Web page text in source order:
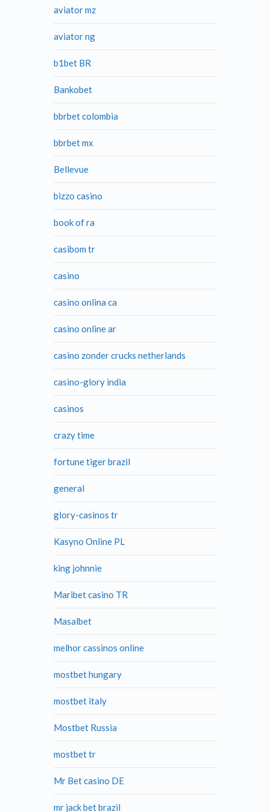
aviator mz
aviator ng
b1bet BR
Bankobet
bbrbet colombia
bbrbet mx
Bellevue
bizzo casino
book of ra
casibom tr
casino
casino onlina ca
casino online ar
casino zonder crucks netherlands
casino-glory india
casinos
crazy time
fortune tiger brazil
general
glory-casinos tr
Kasyno Online PL
king johnnie
Maribet casino TR
Masalbet
melhor cassinos online
mostbet hungary
mostbet italy
Mostbet Russia
mostbet tr
Mr Bet casino DE
mr jack bet brazil